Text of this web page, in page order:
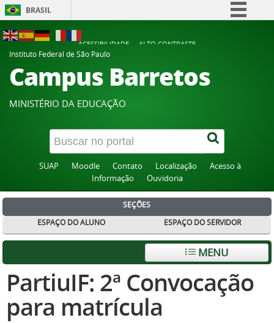
BRASIL
Participe
Acesso à informação
Canais
ACESSIBILIDADE
ALTO CONTRASTE
Instituto Federal de São Paulo
Campus Barretos
MINISTÉRIO DA EDUCAÇÃO
SUAP Moodle Contato Localização
Acesso à
Informação
Ouvidoria
SEÇÕES
ESPAÇO DO ALUNO
ESPAÇO DO SERVIDOR
MENU
PartiuIF: 2ª Convocação
para matrícula